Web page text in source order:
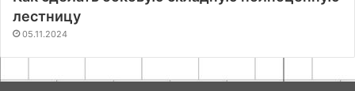
лестницу
05.11.2024